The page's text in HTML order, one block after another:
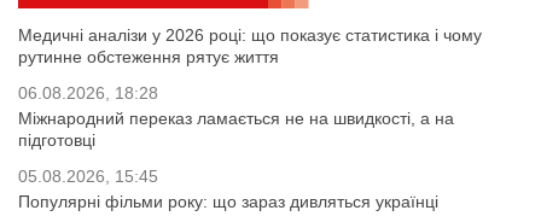
Медичні аналізи у 2026 році: що показує статистика і чому
рутинне обстеження рятує життя
06.08.2026, 18:28
Міжнародний переказ ламається не на швидкості, а на
підготовці
05.08.2026, 15:45
Популярні фільми року: що зараз дивляться українці